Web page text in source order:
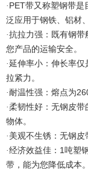
· PET带又称塑钢带是
泛应用于钢铁、铝材
·抗拉力强：既有钢
您产品的运输安全。
·延伸率小：伸长率仅
拉紧力。
·耐温性强：熔点为
·柔韧性好：无钢皮
物体。
·美观不生锈：无钢
·经济效益佳： 1 吨塑
带，能为您降低成本。